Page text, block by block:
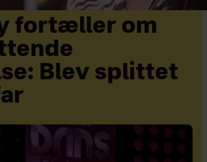
fortæller om
Blev splittet